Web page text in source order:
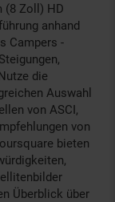
(8 Zoll) HD
anhand
Campers -
die
Auswahl
von ASCI,
von
bieten
Überblick über